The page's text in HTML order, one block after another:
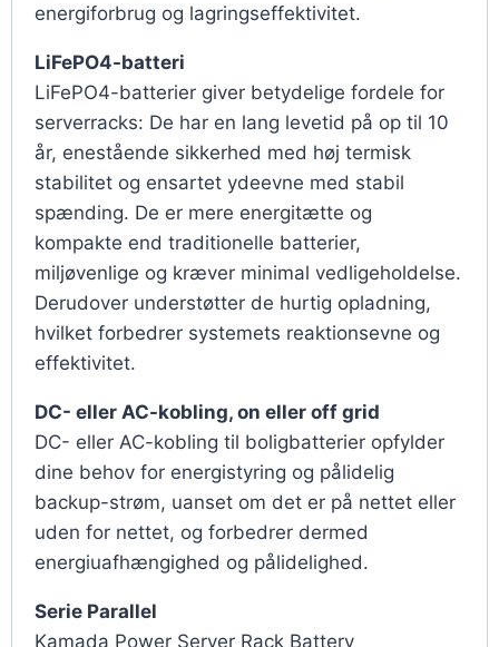
energiforbrug og lagringseffektivitet.
LiFePO4-batteri
LiFePO4-batterier giver betydelige fordele for
serverracks: De har en lang levetid på op til 10
år, enestående sikkerhed med høj termisk
stabilitet og ensartet ydeevne med stabil
spænding. De er mere energitætte og
kompakte end traditionelle batterier,
miljøvenlige og kræver minimal vedligeholdelse.
Derudover understøtter de hurtig opladning,
hvilket forbedrer systemets reaktionsevne og
effektivitet.
DC- eller AC-kobling, on eller off grid
DC- eller AC-kobling til boligbatterier opfylder
dine behov for energistyring og pålidelig
backup-strøm, uanset om det er på nettet eller
uden for nettet, og forbedrer dermed
energiuafhængighed og pålidelighed.
Serie Parallel
Kamada Power Server Rack Battery